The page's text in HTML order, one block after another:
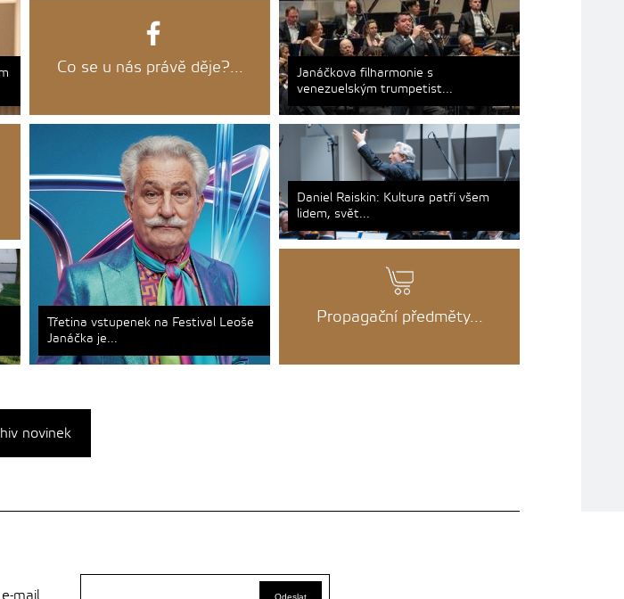
Co se u nás právě děje?...
Třetina vstupenek na Festival Leoše
Janáčka je...
Janáčkova filharmonie s
venezuelským trumpetist...
Daniel Raiskin: Kultura patří všem
lidem, svět...
Propagační předměty...
novinek